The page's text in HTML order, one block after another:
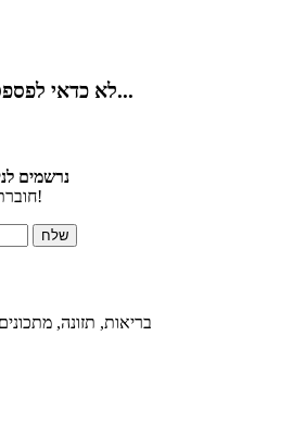
לא כדאי לפספס...
נרשמים
חוברת מתכונים מהירים לדיאטה!
בריאות, תזונה,